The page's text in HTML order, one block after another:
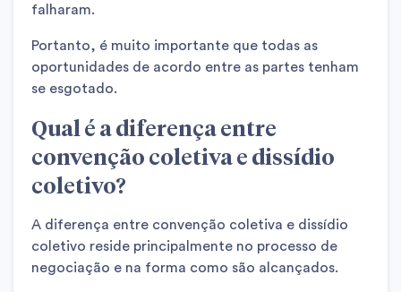
falharam.
Portanto, é muito importante que todas as
oportunidades de acordo entre as partes tenham
se esgotado.
Qual é a diferença entre
convenção coletiva e dissídio
coletivo?
A diferença entre convenção coletiva e dissídio
coletivo reside principalmente no processo de
negociação e na forma como são alcançados.